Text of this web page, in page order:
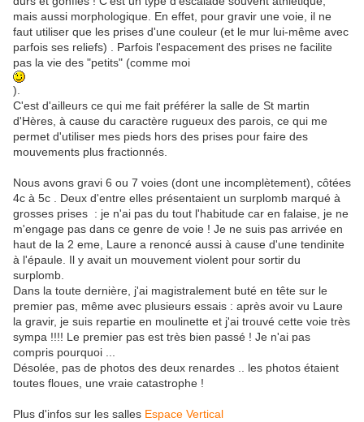
mais aussi morphologique. En effet, pour gravir une voie, il ne
faut utiliser que les prises d'une couleur (et le mur lui-même avec
parfois ses reliefs) . Parfois l'espacement des prises ne facilite
pas la vie des "petits" (comme moi
).
C'est d'ailleurs ce qui me fait préférer la salle de St martin
d'Hères, à cause du caractère rugueux des parois, ce qui me
permet d'utiliser mes pieds hors des prises pour faire des
mouvements plus fractionnés.
Nous avons gravi 6 ou 7 voies (dont une incomplètement), côtées
4c à 5c . Deux d'entre elles présentaient un surplomb marqué à
grosses prises : je n'ai pas du tout l'habitude car en falaise, je ne
m'engage pas dans ce genre de voie ! Je ne suis pas arrivée en
haut de la 2 eme, Laure a renoncé aussi à cause d'une tendinite
à l'épaule. Il y avait un mouvement violent pour sortir du
surplomb.
Dans la toute dernière, j'ai magistralement buté en tête sur le
premier pas, même avec plusieurs essais : après avoir vu Laure
la gravir, je suis repartie en moulinette et j'ai trouvé cette voie très
sympa !!!! Le premier pas est très bien passé ! Je n'ai pas
compris pourquoi ...
Désolée, pas de photos des deux renardes .. les photos étaient
toutes floues, une vraie catastrophe !
Plus d'infos sur les salles Espace Vertical